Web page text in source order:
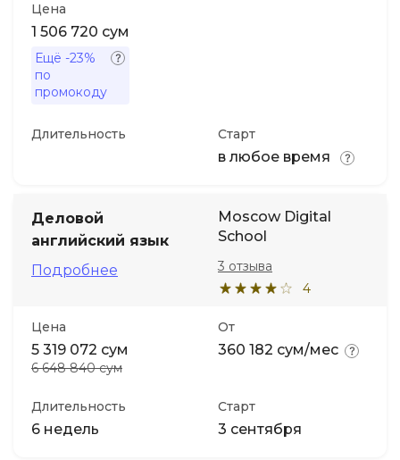
Цена
1 506 720 сум
Ещё -23%
по
промокоду
Длительность Старт
в любое время
Деловой
английский язык
Подробнее
Moscow Digital
School
4
3 отзыва
Цена
5 319 072 сум
6 648 840 сум
От
360 182 сум/мес
Длительность
6 недель
Старт
3 сентября